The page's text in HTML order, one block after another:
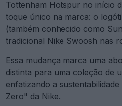
Tottenham Hotspur no início
toque único na marca: o
(também conhecido como
tradicional Nike Swoosh nas
Essa mudança marca uma
distinta para uma coleção de
enfatizando a
Zero" da Nike.